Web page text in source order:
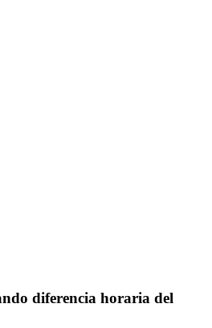
diferencia horaria del